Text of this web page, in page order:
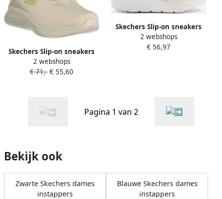
Skechers Slip-on sneakers
SKECH-LITE PRO- met
elastiek zonder sluiting
2 webshops
€ 71,- € 55,60
Skechers Slip-on sneakers
D'LUX WALKER LET IT GLOW
met elastiek zonder sluiting
2 webshops
€ 56,97
Pagina 1 van 2
Bekijk ook
Zwarte Skechers dames
instappers
Blauwe Skechers dames
instappers